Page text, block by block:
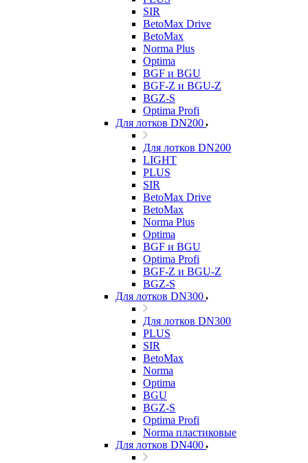
SIR
BetoMax Drive
BetoMax
Norma Plus
Optima
BGF и BGU
BGF-Z и BGU-Z
BGZ-S
Optima Profi
Для лотков DN200
Для лотков DN200
LIGHT
PLUS
SIR
BetoMax Drive
BetoMax
Norma Plus
Optima
BGF и BGU
Optima Profi
BGF-Z и BGU-Z
BGZ-S
Для лотков DN300
Для лотков DN300
PLUS
SIR
BetoMax
Norma
Optima
BGU
BGZ-S
Optima Profi
Norma пластиковые
Для лотков DN400